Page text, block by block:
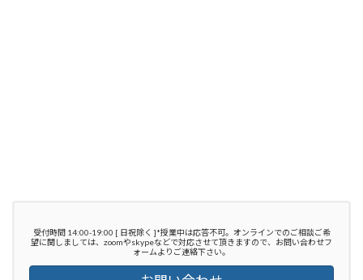
受付時間 14:00-19:00 [ 日祝除く ]*授業中は応答不可。オンラインでのご相談ご希
望に関しましては、zoomやskypeなどで対応させて頂きますので、お問い合わせフ
ォームよりご連絡下さい。